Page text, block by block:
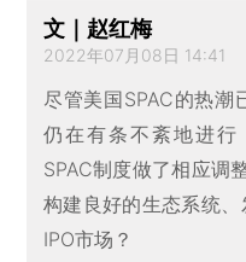
文｜赵红梅
2022年07月08日 14:41
尽管美国SPAC的热
仍在有条不紊地进
SPAC制度做了相应调
构建良好的生态系统
IPO市场？